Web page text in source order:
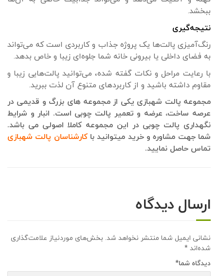
ببخشد.
نتیجه‌گیری
رنگ‌آمیزی پالت‌ها یک پروژه جذاب و کاربردی است که می‌تواند
به فضای داخلی یا بیرونی خانه شما جلوه‌ای زیبا و خاص بدهد.
با رعایت مراحل و نکات گفته شده، می‌توانید پالت‌هایی زیبا و
مقاوم داشته باشید و از کاربردهای متنوع آن لذت ببرید.
مجموعه پالت شهبازی یکی از مجموعه های بزرگ و قدیمی در
عرصه ساخت، عرضه و تعمیر پالت چوبی است. انبار و شرایط
نگهداری پالت چوبی در این مجموعه کاملا اصولی می باشد.
شما جهت مشاوره و خرید میتوانید با کارشناسان پالت شهبازی
تماس حاصل نمایید.
ارسال دیدگاه
نشانی ایمیل شما منتشر نخواهد شد. بخش‌های موردنیاز علامت‌گذاری
شده‌اند *
دیدگاه شما*